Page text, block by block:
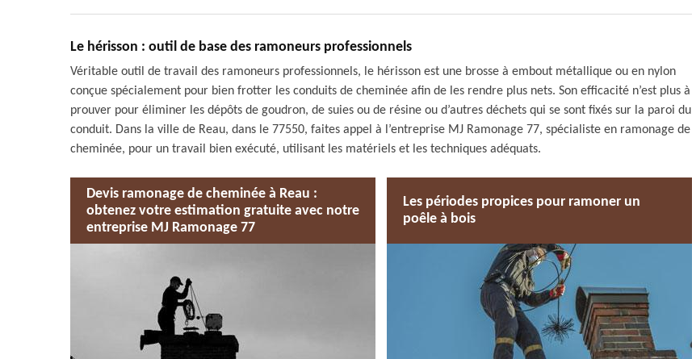
Le hérisson : outil de base des ramoneurs professionnels
Véritable outil de travail des ramoneurs professionnels, le hérisson est une brosse à embout métallique ou en nylon
conçue spécialement pour bien frotter les conduits de cheminée afin de les rendre plus nets. Son efficacité n’est plus à
prouver pour éliminer les dépôts de goudron, de suies ou de résine ou d’autres déchets qui se sont fixés sur la paroi du
conduit. Dans la ville de Reau, dans le 77550, faites appel à l’entreprise MJ Ramonage 77, spécialiste en ramonage de
cheminée, pour un travail bien exécuté, utilisant les matériels et les techniques adéquats.
Devis ramonage de cheminée à Reau :
obtenez votre estimation gratuite avec notre
entreprise MJ Ramonage 77
Les périodes propices pour ramoner un
poêle à bois